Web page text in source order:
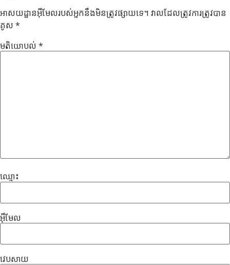
អាសយដ្ឋាន​អ៊ីមែល​របស់​អ្នក​នឹង​មិន​ត្រូវ​ផ្សាយ​ទេ។ វាល​ដែល​ត្រូវ​ការ​ត្រូវ​បាន​
គូស *
មតិ​យោបល់ *
ឈ្មោះ
អ៊ីមែល
វេបសាយ